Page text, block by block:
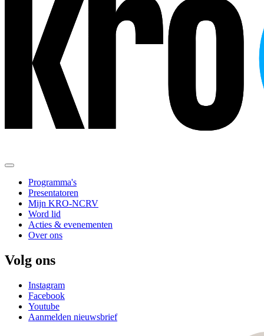
Programma's
Presentatoren
Mijn KRO-NCRV
Word lid
Acties & evenementen
Over ons
Volg ons
Instagram
Facebook
Youtube
Aanmelden nieuwsbrief